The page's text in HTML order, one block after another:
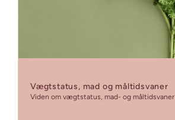
Vægtstatus, mad og måltidsvaner
Viden om vægtstatus, mad- og måltidsvaner